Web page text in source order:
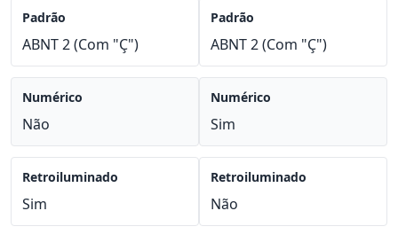
Padrão
ABNT 2 (Com "Ç")
Numérico
Não
Retroiluminado
Sim
Padrão
ABNT 2 (Com "Ç")
Numérico
Sim
Retroiluminado
Não